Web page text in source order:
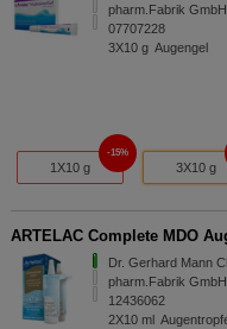
pharm.Fabrik GmbH
07707228
3X10 g Augengel
1X10 g
15%
3X10 g
ARTELAC Complete MDO
Dr. Gerhard Mann
pharm.Fabrik GmbH
12436062
2X10 ml